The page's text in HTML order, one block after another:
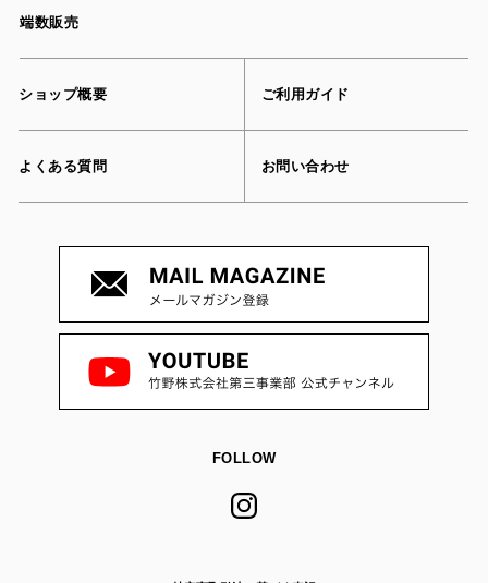
端数販売
ショップ概要 ご利用ガイド
よくある質問 お問い合わせ
FOLLOW